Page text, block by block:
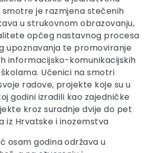
smotre je razmjena stečenih
u strukovnom obrazovanju,
općeg nastavnog procesa
upoznavanja te promoviranje
informacijsko-komunikacijskih
Učenici na smotri
radove, projekte koje su u
godini izradili kao zajedničke
kroz suradnje dvije do pet
iz Hrvatske i inozemstva
osam godina održava u